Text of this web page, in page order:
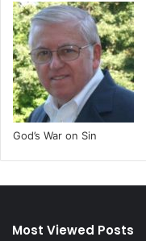
God’s War on Sin
Most Viewed Posts